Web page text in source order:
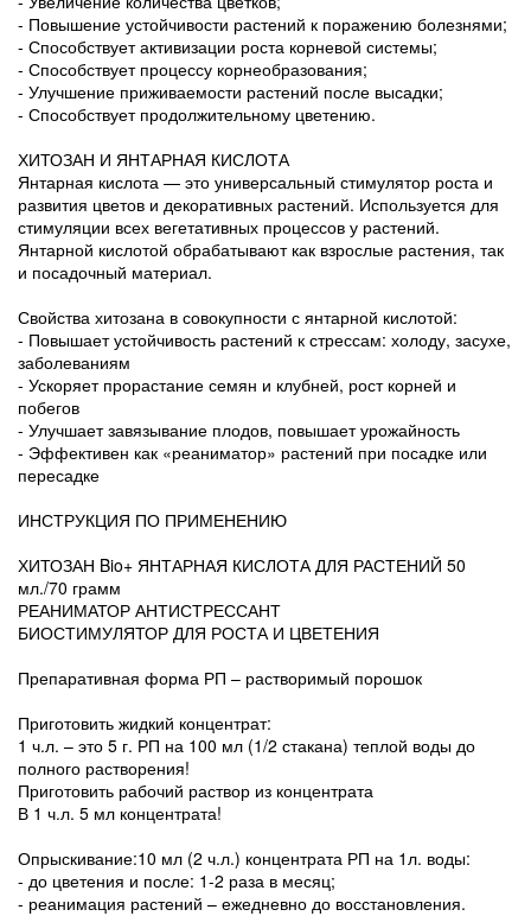
- Повышение устойчивости растений к поражению болезнями;
- Способствует активизации роста корневой системы;
- Способствует процессу корнеобразования;
- Улучшение приживаемости растений после высадки;
- Способствует продолжительному цветению.
ХИТОЗАН И ЯНТАРНАЯ КИСЛОТА
Янтарная кислота — это универсальный стимулятор роста и
развития цветов и декоративных растений. Используется для
стимуляции всех вегетативных процессов у растений.
Янтарной кислотой обрабатывают как взрослые растения, так
и посадочный материал.
Свойства хитозана в совокупности с янтарной кислотой:
- Повышает устойчивость растений к стрессам: холоду, засухе,
заболеваниям
- Ускоряет прорастание семян и клубней, рост корней и
побегов
- Улучшает завязывание плодов, повышает урожайность
- Эффективен как «реаниматор» растений при посадке или
пересадке
ИНСТРУКЦИЯ ПО ПРИМЕНЕНИЮ
ХИТОЗАН Bio+ ЯНТАРНАЯ КИСЛОТА ДЛЯ РАСТЕНИЙ 50
мл./70 грамм
РЕАНИМАТОР АНТИСТРЕССАНТ
БИОСТИМУЛЯТОР ДЛЯ РОСТА И ЦВЕТЕНИЯ
Препаративная форма РП – растворимый порошок
Приготовить жидкий концентрат:
1 ч.л. – это 5 г. РП на 100 мл (1/2 стакана) теплой воды до
полного растворения!
Приготовить рабочий раствор из концентрата
В 1 ч.л. 5 мл концентрата!
Опрыскивание:10 мл (2 ч.л.) концентрата РП на 1л. воды:
- до цветения и после: 1-2 раза в месяц;
- реанимация растений – ежедневно до восстановления.